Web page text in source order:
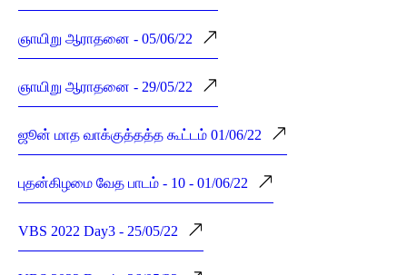
ஞாயிறு ஆராதனை - 05/06/22
ஞாயிறு ஆராதனை - 29/05/22
ஜூன் மாத வாக்குத்தத்த கூட்டம் 01/06/22
புதன்கிழமை வேத பாடம் - 10 - 01/06/22
VBS 2022 Day3 - 25/05/22